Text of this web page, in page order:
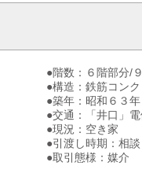
●階数：６階部分/
●構造：鉄筋コン
●築年：昭和６３年
●交通：「井口」
●現況：空き家
●引渡し時期：相談
●取引態様：媒介